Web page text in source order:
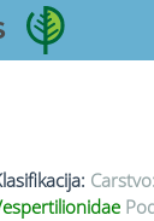
Carstvo: